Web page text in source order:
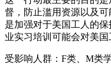
督，防止滥用资源以及
是加强对于美国工人的
业实习培训可能会对美国
受影响人群：F类、M类